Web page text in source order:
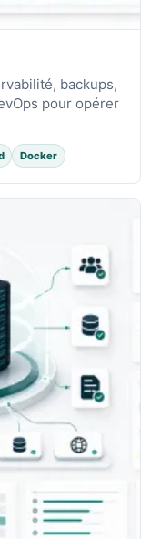
backups,
pour opérer
Docker